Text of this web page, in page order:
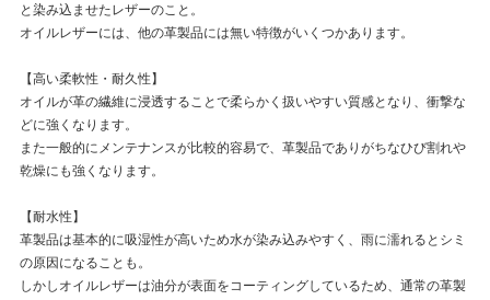
と染み込ませたレザーのこと。
オイルレザーには、他の革製品には無い特徴がいくつかあります。
【高い柔軟性・耐久性】
オイルが革の繊維に浸透することで柔らかく扱いやすい質感となり、衝撃な
どに強くなります。
また一般的にメンテナンスが比較的容易で、革製品でありがちなひび割れや
乾燥にも強くなります。
【耐水性】
革製品は基本的に吸湿性が高いため水が染み込みやすく、雨に濡れるとシミ
の原因になることも。
しかしオイルレザーは油分が表面をコーティングしているため、通常の革製